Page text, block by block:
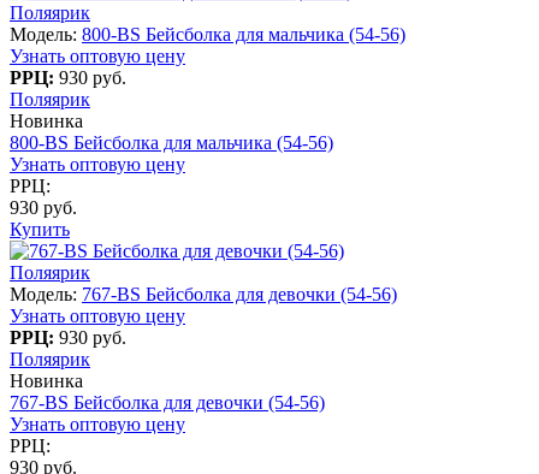
Поляярик
Модель: 800-BS Бейсболка для мальчика (54-56)
Узнать оптовую цену
РРЦ: 930 руб.
Поляярик
Новинка
800-BS Бейсболка для мальчика (54-56)
Узнать оптовую цену
РРЦ:
930 руб.
Купить
Поляярик
Модель: 767-BS Бейсболка для девочки (54-56)
Узнать оптовую цену
РРЦ: 930 руб.
Поляярик
Новинка
767-BS Бейсболка для девочки (54-56)
Узнать оптовую цену
РРЦ:
930 руб.